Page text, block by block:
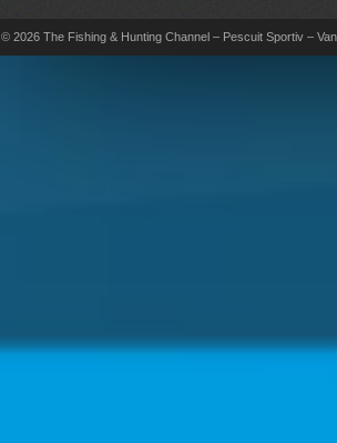
© 2026 The Fishing & Hunting Channel – Pescuit Sportiv –